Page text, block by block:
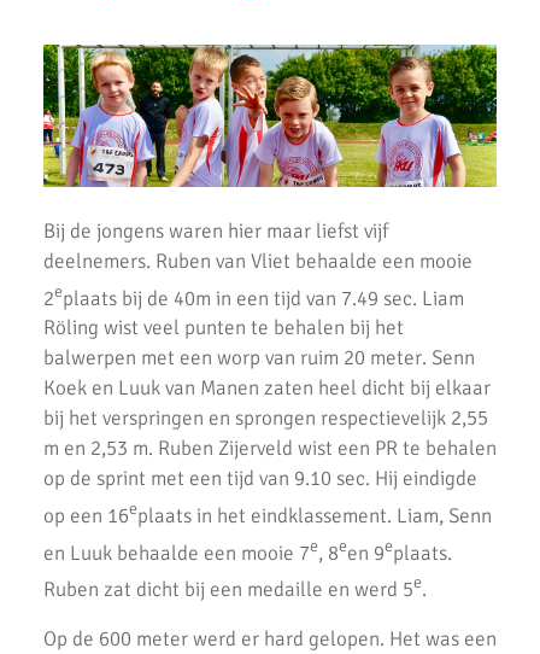
AKU jeugd presteert goed tijdens Regio Cross Finale
2e regio cross (Bussum)
Mette's eerste cross!
34e Klassewerk Scholierenveldloop - Verslag
34e Scholierenveldloop 2016 - Uitslagen
Uitslagen AKU Clubkampioenschappen 2016
Meiden A1 veroveren 2e plaats bij regio finales
Twee podiumplaatsen Sindy de Bruijn bij de D-spelen
Zappsport Portret: Meerkamp atletiek
Snelle tijden in Utrecht!
Bij de jongens waren hier maar liefst vijf
deelnemers. Ruben van Vliet behaalde een mooie
2eplaats bij de 40m in een tijd van 7.49 sec. Liam
Röling wist veel punten te behalen bij het
balwerpen met een worp van ruim 20 meter. Senn
Koek en Luuk van Manen zaten heel dicht bij elkaar
bij het verspringen en sprongen respectievelijk 2,55
m en 2,53 m. Ruben Zijerveld wist een PR te behalen
op de sprint met een tijd van 9.10 sec. Hij eindigde
op een 16eplaats in het eindklassement. Liam, Senn
en Luuk behaalde een mooie 7e, 8een 9eplaats.
Ruben zat dicht bij een medaille en werd 5e.
Op de 600 meter werd er hard gelopen. Het was een